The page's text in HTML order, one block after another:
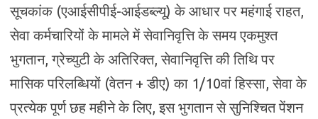
सूचकांक (एआईसीपीई-आईडब्ल्यू) के आधार पर महंगाई राहत,
सेवा कर्मचारियों के मामले में सेवानिवृत्ति के समय एकमुश्त
भुगतान, ग्रेच्युटी के अतिरिक्त, सेवानिवृत्ति की तिथि पर
मासिक परिलब्धियों (वेतन + डीए) का 1/10वां हिस्सा, सेवा के
प्रत्येक पूर्ण छह महीने के लिए, इस भुगतान से सुनिश्चित पेंशन